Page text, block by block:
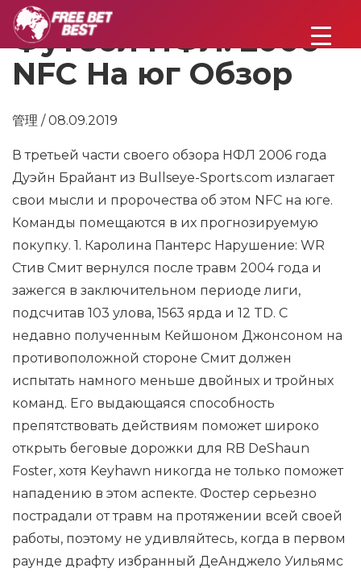
Футбол НФЛ: 2006
NFC На юг Обзор
管理 / 08.09.2019
В третьей части своего обзора НФЛ 2006 года
Дуэйн Брайант из Bullseye-Sports.com излагает
свои мысли и пророчества об этом NFC на юге.
Команды помещаются в их прогнозируемую
покупку. 1. Каролина Пантерс Нарушение: WR
Стив Смит вернулся после травм 2004 года и
зажегся в заключительном периоде лиги,
подсчитав 103 улова, 1563 ярда и 12 TD. С
недавно полученным Кейшоном Джонсоном на
противоположной стороне Смит должен
испытать намного меньше двойных и тройных
команд. Его выдающаяся способность
препятствовать действиям поможет широко
открыть беговые дорожки для RB DeShaun
Foster, хотя Keyhawn никогда не только поможет
нападению в этом аспекте. Фостер серьезно
пострадали от травм на протяжении всей своей
работы, поэтому не удивляйтесь, когда в первом
раунде драфту избранный ДеАнджело Уильямс